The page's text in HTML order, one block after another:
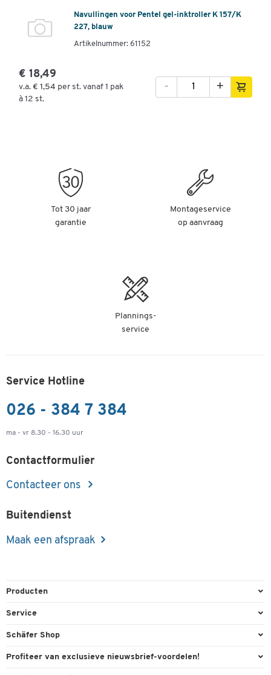
Navullingen voor Pentel gel-inktroller K 157/K
227, blauw
Artikelnummer: 61152
€ 18,49
v.a. € 1,54 per st. vanaf 1 pak
à 12 st.
+
-
Tot 30 jaar
garantie
Montageservice
op aanvraag
Plannings-
service
Service Hotline
026 - 384 7 384
ma - vr 8.30 - 16.30 uur
Contactformulier
Contacteer ons
Buitendienst
Maak een afspraak
Producten
Kantoorbenodigdheden
Service
Bestelling herroepen
Schäfer Shop
Algemene voorwaarden
Profiteer van exclusieve nieuwsbrief-voordelen!